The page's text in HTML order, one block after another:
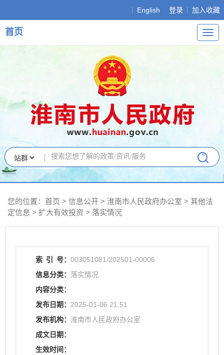
English 登录 加入收藏
导
航
首页
您的位置： 首页 > 信息公开 > 淮南市人民政府办公室 > 其他法
定信息 > 扩大有效投资 > 落实情况
索 引 号： 003051081/202501-00006
信息分类： 落实情况
内容分类：
发布日期： 2025-01-06 21:51
发布机构： 淮南市人民政府办公室
成文日期：
生效时间：